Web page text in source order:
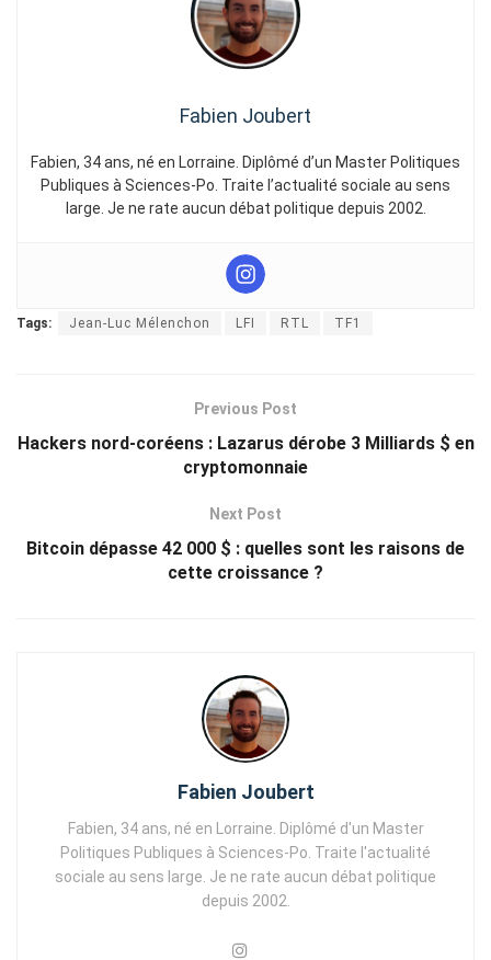
Fabien Joubert
Fabien, 34 ans, né en Lorraine. Diplômé d’un Master Politiques
Publiques à Sciences-Po. Traite l’actualité sociale au sens
large. Je ne rate aucun débat politique depuis 2002.
Tags: Jean-Luc Mélenchon LFI RTL TF1
Previous Post
Hackers nord-coréens : Lazarus dérobe 3 Milliards $ en
cryptomonnaie
Next Post
Bitcoin dépasse 42 000 $ : quelles sont les raisons de
cette croissance ?
Fabien Joubert
Fabien, 34 ans, né en Lorraine. Diplômé d'un Master
Politiques Publiques à Sciences-Po. Traite l'actualité
sociale au sens large. Je ne rate aucun débat politique
depuis 2002.